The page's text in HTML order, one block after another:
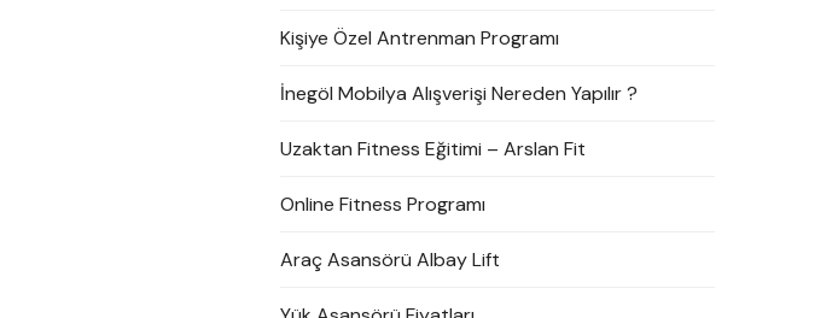
Kişiye Özel Antrenman Programı
İnegöl Mobilya Alışverişi Nereden Yapılır ?
Uzaktan Fitness Eğitimi – Arslan Fit
Online Fitness Programı
Araç Asansörü Albay Lift